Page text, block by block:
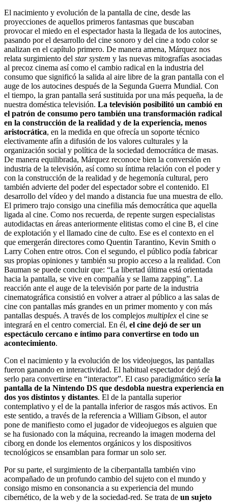
El nacimiento y evolución de la pantalla de cine, desde las
proyecciones de aquellos primeros fantasmas que buscaban
provocar el miedo en el espectador hasta la llegada de los autocines,
pasando por el desarrollo del cine sonoro y del cine a todo color se
analizan en el capítulo primero. De manera amena, Márquez nos
relata surgimiento del star system y las nuevas mitografías asociadas
al precoz cinema así como el cambio radical en la industria del
consumo que significó la salida al aire libre de la gran pantalla con el
auge de los autocines después de la Segunda Guerra Mundial. Con
el tiempo, la gran pantalla será sustituida por una más pequeña, la de
nuestra doméstica televisión. La televisión posibilitó un cambió en
el patrón de consumo pero también una transformación radical
en la construcción de la realidad y de la experiencia, menos
aristocrática, en la medida en que ofrecía un soporte técnico
electivamente afín a difusión de los valores culturales y la
organización social y política de la sociedad democrática de masas.
De manera equilibrada, Márquez reconoce bien la conversión en
industria de la televisión, así como su íntima relación con el poder y
con la construcción de la realidad y de hegemonía cultural, pero
también advierte del poder del espectador sobre el contenido. El
desarrollo del vídeo y del mando a distancia fue una muestra de ello.
El primero trajo consigo una cinefilia más democrática que aquella
ligada al cine. Como nos recuerda, de repente surgen especialistas
autodidactas en áreas anteriormente elitistas como el cine B, el cine
de explotación y el llamado cine de culto. Ese es el contexto en el
que emergerán directores como Quentin Tarantino, Kevin Smith o
Larry Cohen entre otros. Con el segundo, el público podía fabricar
sus propias opiniones y también su propio acceso a la realidad. Con
Bauman se puede concluir que: “La libertad última está orientada
hacia la pantalla, se vive en compañía y se llama zapping”. La
reacción ante el auge de la televisión por parte de la industria
cinematográfica consistió en volver a atraer al público a las salas de
cine con pantallas más grandes en un primer momento y con más
pantallas después. A través de los complejos multiplex el cine se
integrará en el centro comercial. En él, el cine dejó de ser un
espectáculo cercano e íntimo para convertirse en todo un
acontecimiento.
Con el nacimiento y la evolución de los videojuegos, las pantallas
fueron ganando en interactividad. El habitual espectador dejó de
serlo para convertirse en “interactor”. El caso paradigmático sería la
pantalla de la Nintendo DS que desdobla nuestra experiencia en
dos yos distintos y distantes. El de la pantalla superior
contemplativo y el de la pantalla inferior de rasgos más activos. En
este sentido, a través de la referencia a William Gibson, el autor
pone de manifiesto como el jugador de videojuegos es alguien que
se ha fusionado con la máquina, recreando la imagen moderna del
ciborg en donde los elementos orgánicos y los dispositivos
tecnológicos se ensamblan para formar un solo ser.
Por su parte, el surgimiento de la ciberpantalla también vino
acompañado de un profundo cambio del sujeto con el mundo y
consigo mismo en consonancia a su experiencia del mundo
cibernético, de la web y de la sociedad-red. Se trata de un sujeto